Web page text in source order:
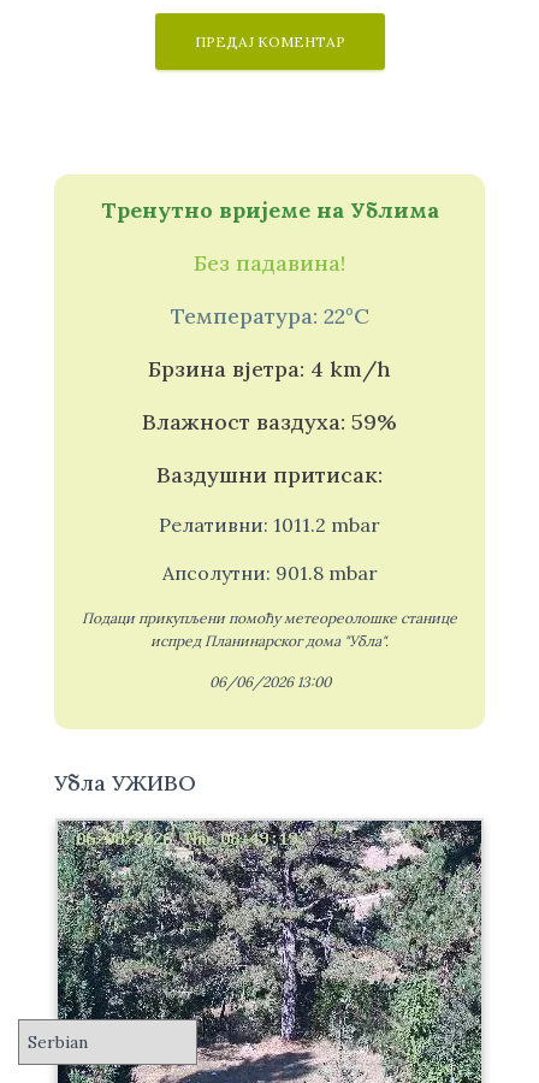
Тренутно вријеме на Ублима
Без падавина!
Температура: 22°C
Брзина вјетра: 4 km/h
Влажност ваздуха: 59%
Ваздушни притисак:
Релативни: 1011.2 mbar
Апсолутни: 901.8 mbar
Подаци прикупљени помоћу метеореолошке станице
испред Планинарског дома "Убла".
06/06/2026 13:00
Убла УЖИВО